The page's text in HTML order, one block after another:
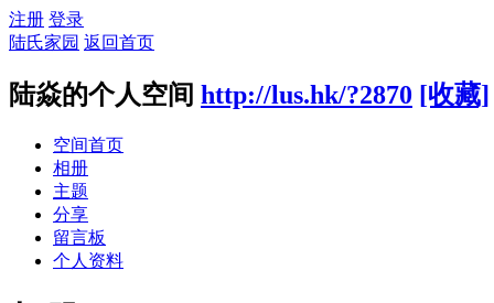
注册 登录
陆氏家园 返回首页
陆焱的个人空间 http://lus.hk/?2870 [收藏]
空间首页
相册
主题
分享
留言板
个人资料